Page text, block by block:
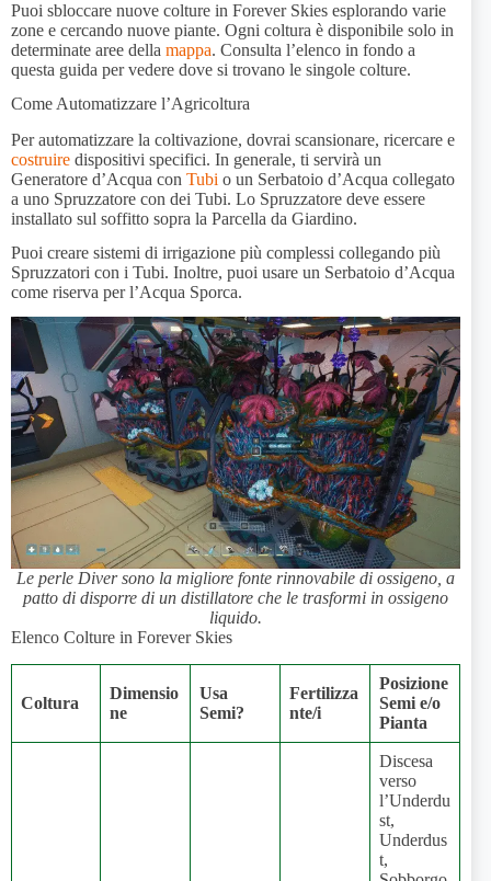
Puoi sbloccare nuove colture in Forever Skies esplorando varie
zone e cercando nuove piante. Ogni coltura è disponibile solo in
determinate aree della mappa. Consulta l’elenco in fondo a
questa guida per vedere dove si trovano le singole colture.
Come Automatizzare l’Agricoltura
Per automatizzare la coltivazione, dovrai scansionare, ricercare e
costruire dispositivi specifici. In generale, ti servirà un
Generatore d’Acqua con Tubi o un Serbatoio d’Acqua collegato
a uno Spruzzatore con dei Tubi. Lo Spruzzatore deve essere
installato sul soffitto sopra la Parcella da Giardino.
Puoi creare sistemi di irrigazione più complessi collegando più
Spruzzatori con i Tubi. Inoltre, puoi usare un Serbatoio d’Acqua
come riserva per l’Acqua Sporca.
Le perle Diver sono la migliore fonte rinnovabile di ossigeno, a
patto di disporre di un distillatore che le trasformi in ossigeno
liquido.
Elenco Colture in Forever Skies
Coltura
Dimensio
ne
Usa
Semi?
Fertilizza
nte/i
Posizione
Semi e/o
Pianta
Discesa
verso
l’Underdu
st,
Underdus
t,